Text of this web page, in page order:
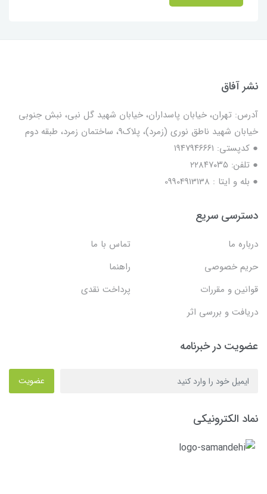
نشر آفاق
آدرس: تهران، خیابان پاسداران، خیابان شهید گل نبی، نبش جنوبی
خیابان شهید ناطق نوری (زمرد)، پلاک9، ساختمان زمرد، طبقه دوم
● کدپستی: ۱۹۴۷۹۴۶۶۶۱
● تلفن: ٢٢٨۴٧۰۳۵
● بله و ایتا : 09904913138
دسترسی سریع
درباره ما
تماس با ما
حریم خصوصی
راهنما
قوانین و مقررات
پرداخت نقدی
دریافت و بررسی اثر
عضویت در خبرنامه
عضویت
نماد الکترونیکی